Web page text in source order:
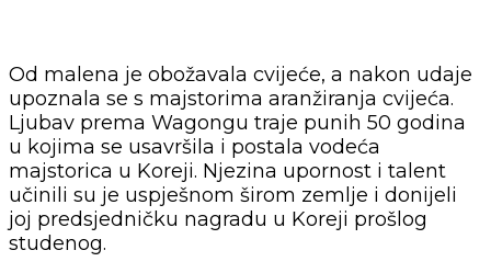
Od malena je obožavala cvijeće, a nakon udaje
upoznala se s majstorima aranžiranja cvijeća.
Ljubav prema Wagongu traje punih 50 godina
u kojima se usavršila i postala vodeća
majstorica u Koreji. Njezina upornost i talent
učinili su je uspješnom širom zemlje i donijeli
joj predsjedničku nagradu u Koreji prošlog
studenog.